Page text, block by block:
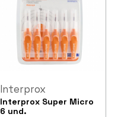
Interprox
Interprox Super Micro
6 und.